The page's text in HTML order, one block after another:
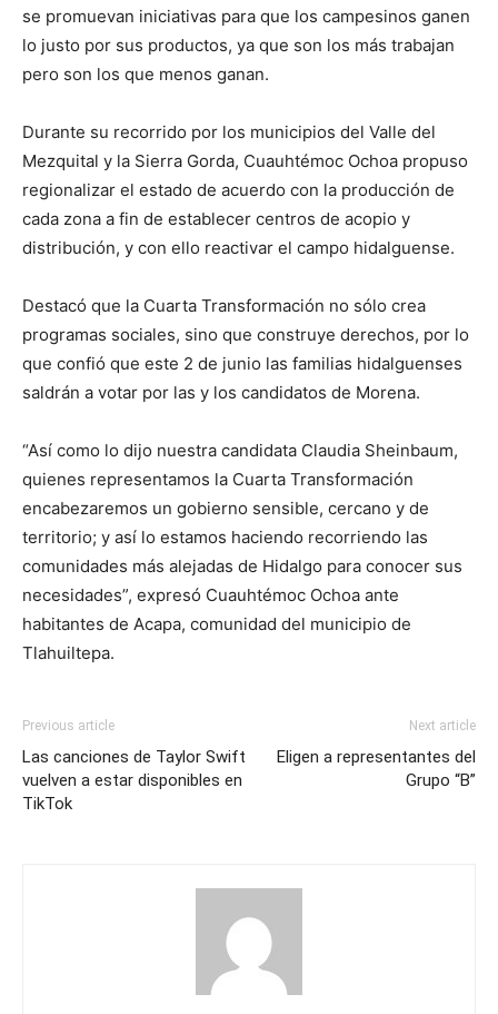
se promuevan iniciativas para que los campesinos ganen
lo justo por sus productos, ya que son los más trabajan
pero son los que menos ganan.
Durante su recorrido por los municipios del Valle del
Mezquital y la Sierra Gorda, Cuauhtémoc Ochoa propuso
regionalizar el estado de acuerdo con la producción de
cada zona a fin de establecer centros de acopio y
distribución, y con ello reactivar el campo hidalguense.
Destacó que la Cuarta Transformación no sólo crea
programas sociales, sino que construye derechos, por lo
que confió que este 2 de junio las familias hidalguenses
saldrán a votar por las y los candidatos de Morena.
“Así como lo dijo nuestra candidata Claudia Sheinbaum,
quienes representamos la Cuarta Transformación
encabezaremos un gobierno sensible, cercano y de
territorio; y así lo estamos haciendo recorriendo las
comunidades más alejadas de Hidalgo para conocer sus
necesidades”, expresó Cuauhtémoc Ochoa ante
habitantes de Acapa, comunidad del municipio de
Tlahuiltepa.
Previous article
Las canciones de Taylor Swift
vuelven a estar disponibles en
TikTok
Next article
Eligen a representantes del
Grupo “B”